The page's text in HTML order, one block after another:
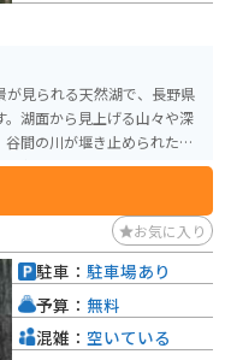
見られる天然湖で、長野県
湖面から見上げる山々や深
間の川が堰き止められたこ
おんたけ湖カヌ
美しい風景を楽しむことがで
ーによる湖上散策をインス
道の脇にある少しのスペー
お気に入り
駐車： 駐車場あり
予算： 無料
混雑： 空いている